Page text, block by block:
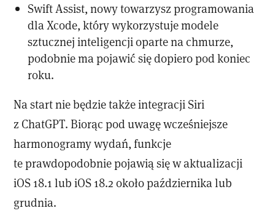
Swift Assist, nowy towarzysz programowania
dla Xcode, który wykorzystuje modele
sztucznej inteligencji oparte na chmurze,
podobnie ma pojawić się dopiero pod koniec
roku.
Na start nie będzie także integracji Siri
z ChatGPT. Biorąc pod uwagę wcześniejsze
harmonogramy wydań, funkcje
te prawdopodobnie pojawią się w aktualizacji
iOS 18.1 lub iOS 18.2 około października lub
grudnia.